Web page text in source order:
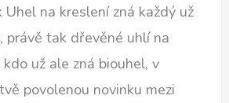
na kreslení zná každý už
právě tak dřevěné uhlí na
už ale zná biouhel, v
povolenou novinku mezi